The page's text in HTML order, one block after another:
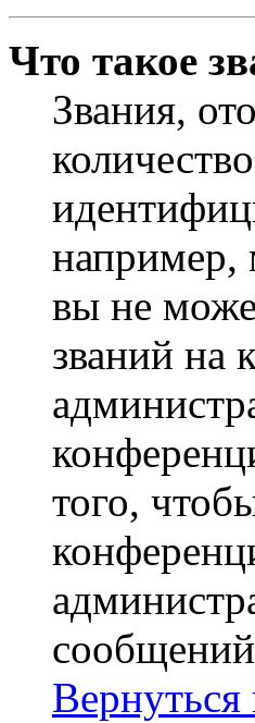
Что такое
Звания,
например,
вы не
званий на
того,
Вернуться